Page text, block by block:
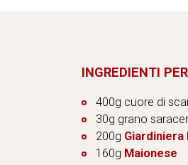
INGREDIENTI
400g cuore di
30g grano
200g Giardiniera
160g Maionese